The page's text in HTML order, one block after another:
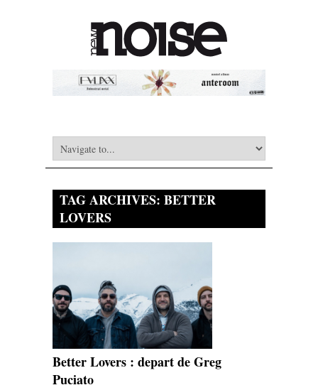
TAG ARCHIVES: BETTER
LOVERS
Better Lovers : depart de Greg
Puciato